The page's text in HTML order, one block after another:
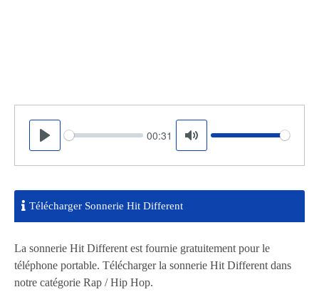
Play
Seek 00:31
Mute
Volume
Télécharger Sonnerie Hit Different
La sonnerie Hit Different est fournie gratuitement pour le
téléphone portable. Télécharger la sonnerie Hit Different dans
notre catégorie Rap / Hip Hop.